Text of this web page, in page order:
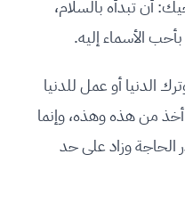
أن تبدأه بالسلام،
الأسماء إليه.
الدنيا أو عمل للدنيا
من هذه وهذه، وإنما
الحاجة وزاد على حد